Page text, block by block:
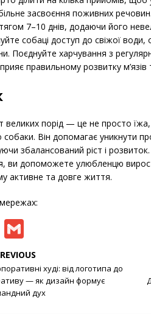
засвоєння поживних
7–10 днів, додаючи його
собаці доступ до свіжої
Поєднуйте харчування з
правильному розвитку
порід — це не просто їжа,
Він допомагає уникнути
збалансований ріст і
ви допоможете улюбленцю
активне та довге життя.
Vi
b
e
r
m
ai
l
худі: від логотипа до
— як дизайн формує
дух